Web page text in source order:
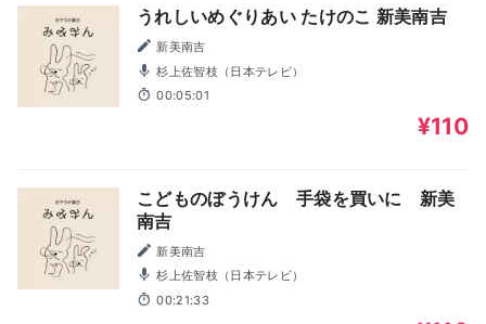
うれしいめぐりあい たけのこ 新美南吉
新美南吉
杉上佐智枝（日本テレビ）
00:05:01
¥110
こどものぼうけん 手袋を買いに 新美
南吉
新美南吉
杉上佐智枝（日本テレビ）
00:21:33